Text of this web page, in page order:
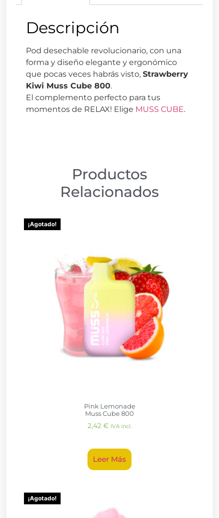
Descripción
Pod desechable revolucionario, con una
forma y diseño elegante y ergonómico
que pocas veces habrás visto,Strawberry
Kiwi Muss Cube 800.
El complemento perfecto para tus
momentos de RELAX! Elige MUSS CUBE.
Productos
Relacionados
¡Agotado!
Pink Lemonade
Muss Cube 800
2,42 € IVA incl.
Leer Más
¡Agotado!